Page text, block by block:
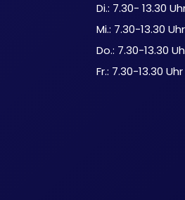
Di.: 7.30- 13.30
Mi.: 7.30-13.30 Uhr
Do.: 7.30-13.30
Fr.: 7.30-13.30 Uhr